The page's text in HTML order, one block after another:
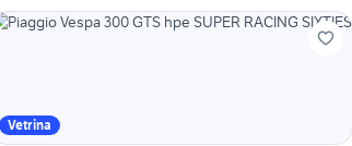
Vetrina